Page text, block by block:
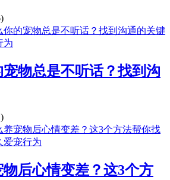
物总是不听话？找到沟
后心情变差？这3个方